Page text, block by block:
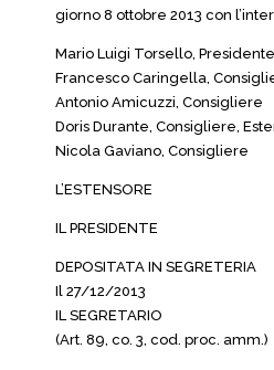
giorno 8 ottobre 2013 con
Mario Luigi Torsello, Presidente
Francesco Caringella,
Antonio Amicuzzi, Consigliere
Doris Durante, Consigliere,
Nicola Gaviano, Consigliere
L’ESTENSORE
IL PRESIDENTE
DEPOSITATA IN SEGRETERIA
Il 27/12/2013
IL SEGRETARIO
(Art. 89, co. 3, cod. proc. amm.)